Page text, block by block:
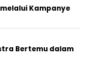
Kampanye
Bertemu dalam